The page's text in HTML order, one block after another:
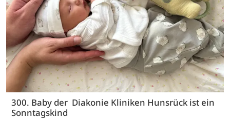
300. Baby der Diakonie Kliniken Hunsrück ist ein
Sonntagskind